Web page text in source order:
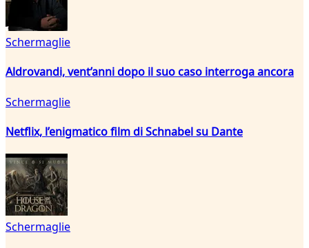
Schermaglie
Aldrovandi, vent’anni dopo il suo caso interroga ancora
Schermaglie
Netflix, l’enigmatico film di Schnabel su Dante
Schermaglie